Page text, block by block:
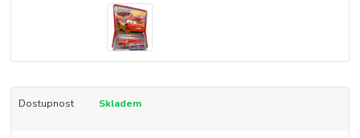
Dostupnost Skladem